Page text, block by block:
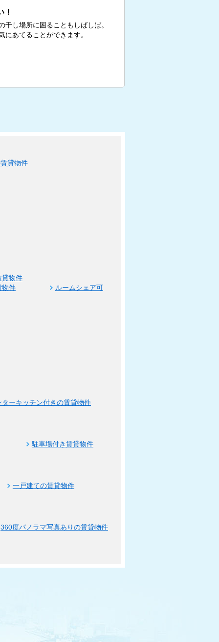
！
し場所に困ることもしばしば。
にあてることができます。
貸物件
貸物件
物件
ルームシェア可
ターキッチン付きの賃貸物件
駐車場付き賃貸物件
一戸建ての賃貸物件
360度パノラマ写真ありの賃貸物件